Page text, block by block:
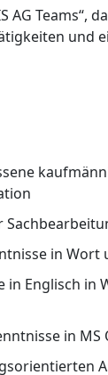
AG Teams“,
und
in Wort
in Englisch in
in MS